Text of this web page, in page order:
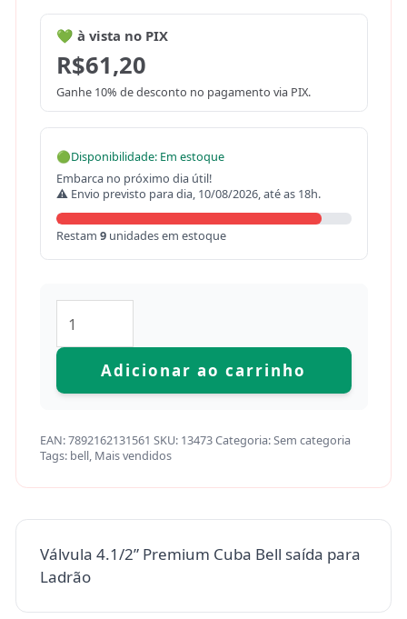
💚 à vista no PIX
R$61,20
Ganhe 10% de desconto no pagamento via PIX.
🟢Disponibilidade: Em estoque
Embarca no próximo dia útil!
⚠ Envio previsto para dia, 10/08/2026, até as 18h.
Restam 9unidades em estoque
Adicionar ao carrinho
EAN:7892162131561 SKU: 13473Categoria:Sem categoria
Tags: bell, Mais vendidos
Válvula 4.1/2” Premium Cuba Bell saída para
Ladrão